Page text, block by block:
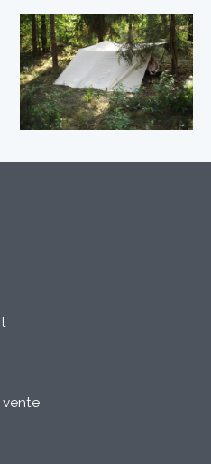
vente